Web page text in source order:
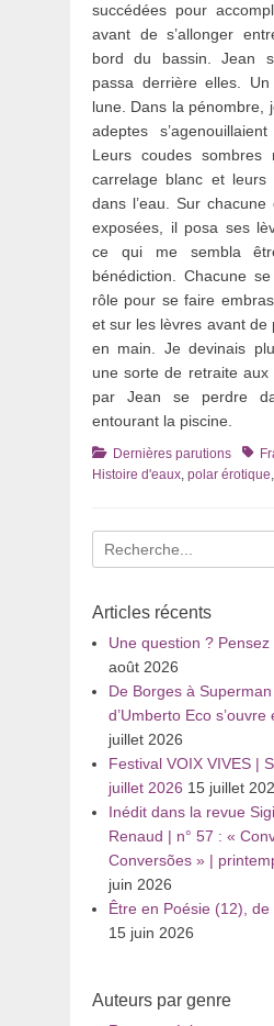
succédées pour
avant de s’allonger
bord du bassin. Jean
passa derrière elles.
lune. Dans la pénombre,
adeptes
Leurs coudes sombres
carrelage blanc et leurs
dans l’eau. Sur
exposées, il posa ses
ce qui me sembla
bénédiction. Chacune
rôle pour se faire
et sur les lèvres avant de
en main. Je devinais
une sorte de retraite aux
par Jean se perdre
entourant la piscine.
Catégories
Dernières parutions Tags
Histoire d'eaux, polar érotique,
Recherche
pour
Articles récents
Une question ? Pensez
août 2026
De Borges à
d’Umberto Eco
juillet 2026
Festival VOIX VIVES |
juillet 2026 15 juillet
Inédit dans la revue
Renaud | n° 57 : «
Conversões » |
juin 2026
Être en Poésie (12),
15 juin 2026
Auteurs par genre